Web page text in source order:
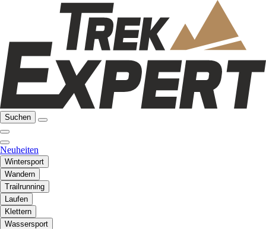
Suchen
Neuheiten
Wintersport
Wandern
Trailrunning
Laufen
Klettern
Wassersport